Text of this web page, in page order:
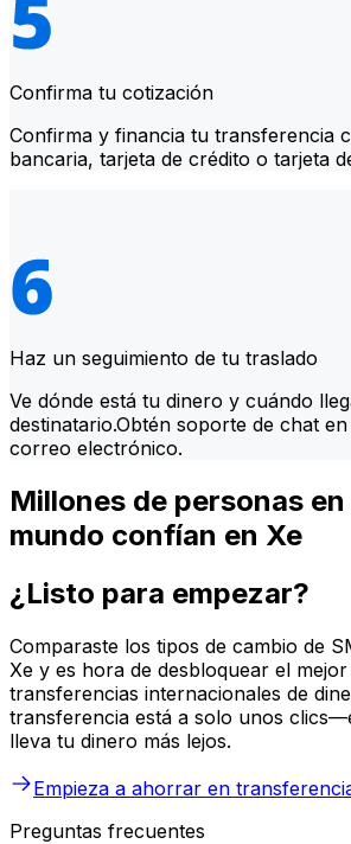
Confirma tu cotización
Confirma y financia tu transferencia
bancaria, tarjeta de crédito o tarjeta
Haz un seguimiento de tu traslado
Ve dónde está tu dinero y cuándo
destinatario.Obtén soporte de chat
correo electrónico.
Millones de personas
mundo confían en Xe
¿Listo para empezar?
Comparaste los tipos de cambio de
Xe y es hora de desbloquear el
transferencias internacionales de
transferencia está a solo unos
lleva tu dinero más lejos.
Empieza a ahorrar en
Preguntas frecuentes